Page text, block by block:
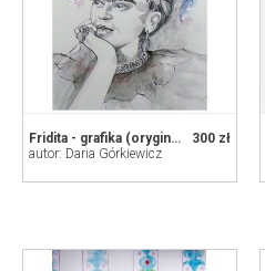
300 zł
Fridita - grafika (oryginał)
autor: Daria Górkiewicz